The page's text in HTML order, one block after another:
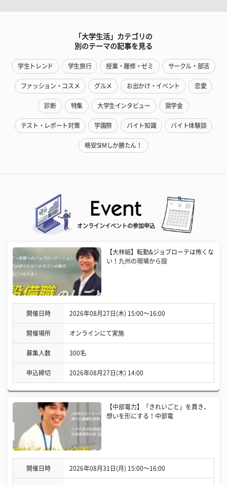
「大学生活」カテゴリの
別のテーマの記事を見る
学生トレンド 学生旅行 授業・履修・ゼミ サークル・部活
ファッション・コスメ グルメ お出かけ・イベント 恋愛
診断 特集 大学生インタビュー 奨学金
テスト・レポート対策 学園祭 バイト知識 バイト体験談
格安SIMしか勝たん！
オンラインイベントの参加申込
【大林組】転勤&ジョブローテは怖くな
い！九州の現場から設
開催日時 2026年08月27日(木) 15:00〜16:00
開催場所 オンラインにて実施
募集人数 300名
申込締切 2026年08月27日(木) 14:00
【中部電力】「きれいごと」を貫き、
想いを形にする！中部電
開催日時 2026年08月31日(月) 15:00〜16:00